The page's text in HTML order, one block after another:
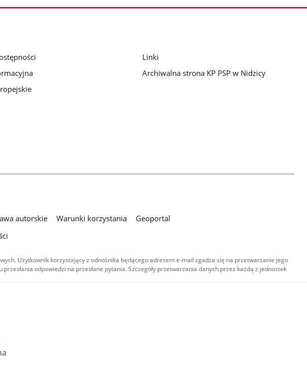
Linki
Archiwalna strona KP PSP w Nidzicy
autorskie Warunki korzystania
Geoportal
Użytkownik korzystający z odnośnika będącego adresem e-mail zgadza się na przetwarzanie jego
odpowiedzi na przesłane pytania. Szczegóły przetwarzania danych przez każdą z jednostek
są
- na tych samych
materiały audio i wideo,
użycie niekomercyjne -
inaczej.